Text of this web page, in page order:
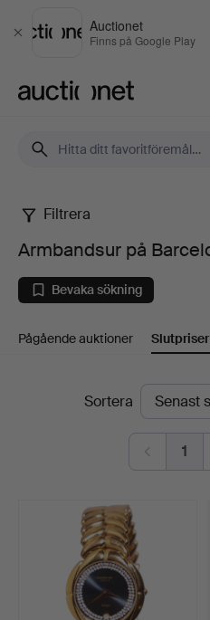
Stäng
Auctionet
Finns på Google Play
Armbandsur
på
Barcelona
Auctions
Filtrera
Armbandsur på
Bevaka sökning
Pågående auktioner Slutpriser
SlutpriserSortera
1